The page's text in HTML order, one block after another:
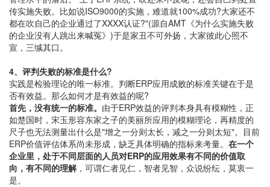
传实施失败。比如说ISO9000的实施，难道就100%成功?大家还不
都在吹自己的企业通过了XXXX认证?"(源自AMT《为什么实施失败
的企业没有人跳出来喊冤》)于是家丑不可外扬，大家彼此心照不
宣，三缄其口。
4、评判失败的标准是什么?
实践是检验理论的唯一标准。判断ERP应用成败的标准关键在于是
否有效益。那么如何才是有效益的呢?
首先，没有统一的标准。 由于ERP效益的评判本身具有模糊性，正
如楚国时，宋玉形容东家之子的美丽所应用的模糊理论，再精度的
尺子也无法测量出什么是"增之一分则太长，减之一分则太短"。目前
ERP价值评估体系尚未形成，缺乏具体明确的指标来考量。 在一个
企业里，处于不同层面的人员对ERP的应用效果有不同的价值取
向，有不同的理解，可谓仁者见仁，智者见智，众说纷纭，莫衷一
是。